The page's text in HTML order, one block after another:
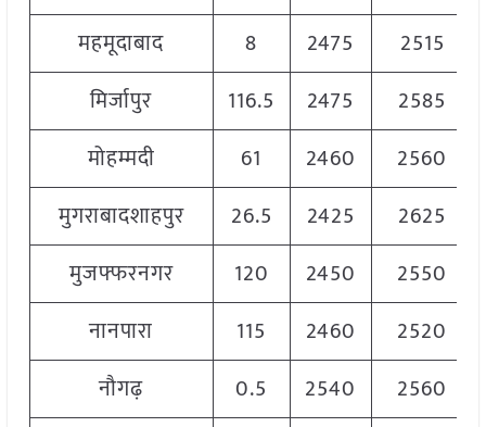
महमूदाबाद
8 2475 2515
मिर्जापुर
116.5 2475
2585
मोहम्मदी
61 2460
2560
मुगराबादशाहपुर
26.5 2425
2625
मुजफ्फरनगर
120 2450 2550
नानपारा
115 2460 2520
नौगढ़
0.5 2540 2560